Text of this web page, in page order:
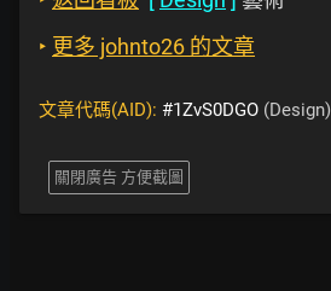
‣ 更多 johnto26 的文章
文章代碼(AID): #1ZvS0DGO (Design)
關閉廣告 方便截圖